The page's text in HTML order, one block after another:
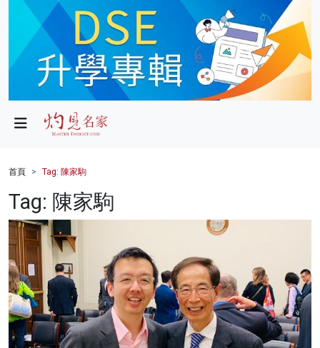
政局
財經
健康
商業
科技
影片
名家榜
首頁 Tag: 陳家駒
Tag: 陳家駒